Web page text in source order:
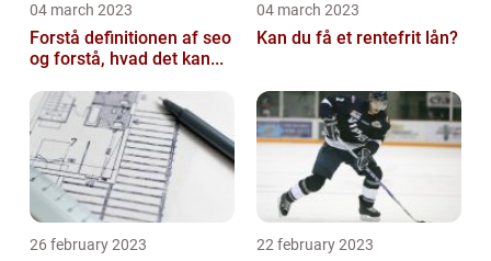
04 march 2023
Forstå definitionen af seo
og forstå, hvad det kan...
04 march 2023
Kan du få et rentefrit lån?
26 february 2023 22 february 2023